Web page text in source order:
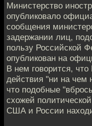
Министерство
опубликовало
сообщения
задержании лиц,
пользу Российской
опубликован на
В нем говорится,
действия "ни на чем
что подобные
схожей
США и России